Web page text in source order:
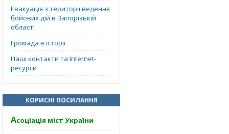
Евакуація з території ведення
бойових дій в Запорізькій
області
Громада в історії
Наші контакти та Internet-
ресурси
КОРИСНІ ПОСИЛАННЯ
Асоціація міст України